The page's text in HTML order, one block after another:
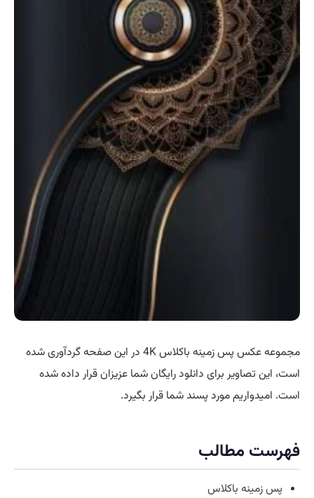
مجموعه عکس پس زمینه باکلاس 4K در این صفحه گردآوری شده
است، این تصاویر برای دانلود رایگان شما عزیزان قرار داده شده
است. امیدواریم مورد پسند شما قرار بگیرد.
فهرست مطالب
پس زمینه باکلاس